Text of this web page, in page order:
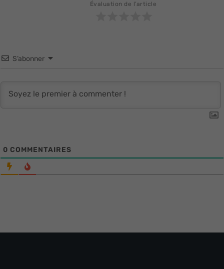
Évaluation de l’article
S’abonner
0 COMMENTAIRES